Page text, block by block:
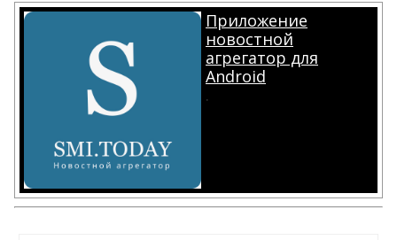
Приложение
новостной
агрегатор для
Android
.